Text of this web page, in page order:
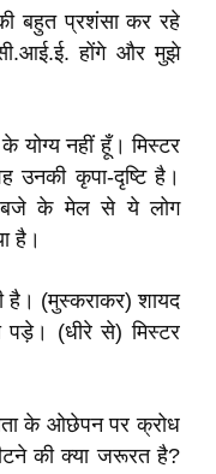
बहुत प्रशंसा कर रहे
होंगे और मुझे
योग्य नहीं हूँ। मिस्टर
उनकी कृपा-दृष्टि है।
बजे के मेल से ये लोग
है।
है। (मुस्कराकर) शायद
पड़े। (धीरे से) मिस्टर
के ओछेपन पर क्रोध
की क्या जरूरत है?